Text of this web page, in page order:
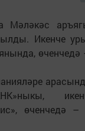
Мәләкәс
Икенче
өченчедә –